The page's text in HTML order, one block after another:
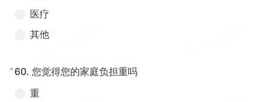
医疗
其他
* 60. 您觉得您的家庭负担重吗
重